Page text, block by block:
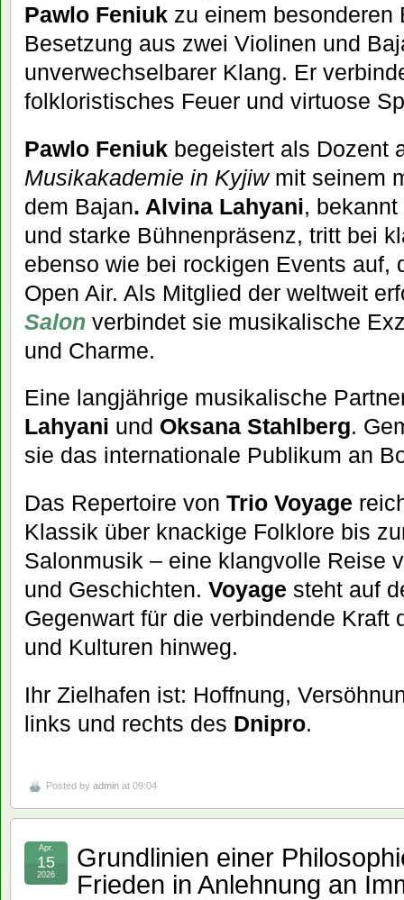
Pawlo Feniuk zu einem besonderen
Besetzung aus zwei Violinen und
unverwechselbarer Klang. Er
folkloristisches Feuer und virtuose
Pawlo Feniuk begeistert als Dozent
Musikakademie in Kyjiwmit seinem
dem Bajan. Alvina Lahyani,
und starke Bühnenpräsenz, tritt bei
ebenso wie bei rockigen Events auf,
Open Air. Als Mitglied der weltweit
Salon verbindet sie musikalische
und Charme.
Eine langjährige musikalische
Lahyani und Oksana Stahlberg.
sie das internationale Publikum an
Das Repertoire von Trio Voyage
Klassik über knackige Folklore bis
Salonmusik – eine klangvolle Reise
und Geschichten. Voyage steht auf
Gegenwart für die verbindende Kraft
und Kulturen hinweg.
Ihr Zielhafen ist: Hoffnung,
links und rechts des Dnipro.
Posted by admin at 09:04
Grundlinien einer
Frieden in Anlehnung an
Apr.
15
2026